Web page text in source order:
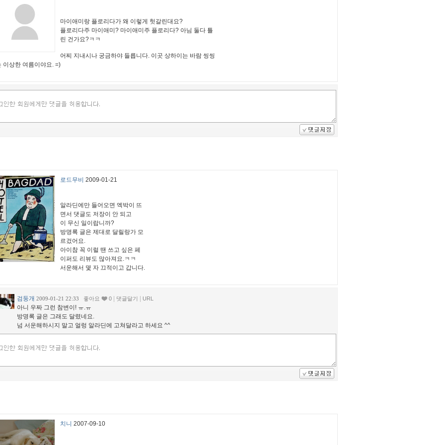
마이애미랑 플로리다가 왜 이렇게 헛갈린대요?
플로리다주 마이애미? 마이애미주 플로리다? 아님 둘다 틀
린 건가요?ㅋㅋ
어찌 지내시나 궁금하야 들릅니다. 이곳 상하이는 바람 씽씽
이상한 여름이야요. =)
로드무비 2009-01-21
알라딘에만 들어오면 엑박이 뜨
면서 댓글도 저장이 안 되고
이 무신 일이랍니까?
방명록 글은 제대로 달릴랑가 모
르겄어요.
아이참 꼭 이럴 땐 쓰고 싶은 페
이퍼도 리뷰도 많아져요.ㅋㅋ
서운해서 몇 자 끄적이고 갑니다.
검둥개 2009-01-21 22:33 좋아요 0 댓글달기 URL
아니 우짜 그런 참변이! ㅠ.ㅠ
방명록 글은 그래도 달렸네요.
넘 서운해하시지 말고 얼렁 알라딘에 고쳐달라고 하세요 ^^
치니 2007-09-10